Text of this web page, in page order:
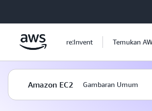
re:Invent Temukan
Amazon EC2 Gambaran Umum